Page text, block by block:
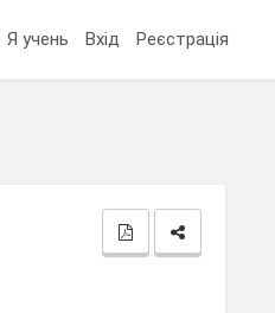
Я учень Вхід Реєстрація